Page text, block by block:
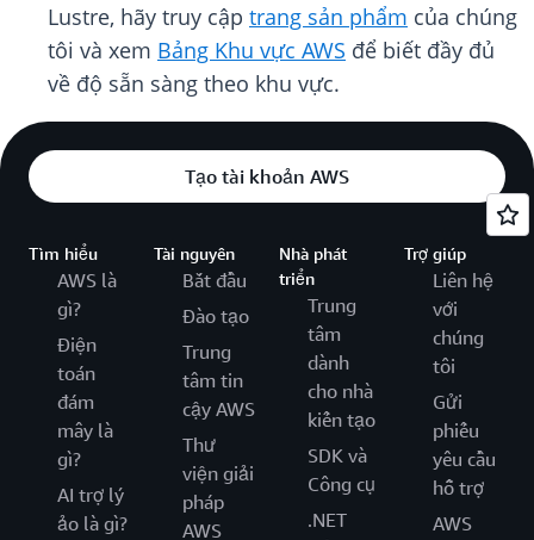
Lustre, hãy truy cập trang sản phẩm của chúng
tôi và xem Bảng Khu vực AWS để biết đầy đủ
về độ sẵn sàng theo khu vực.
Tạo tài khoản AWS
Tìm hiểu
AWS là
gì?
Điện
toán
đám
mây là
gì?
AI trợ lý
ảo là gì?
Tài nguyên
Bắt đầu
Đào tạo
Trung
tâm tin
cậy AWS
Thư
viện giải
pháp
AWS
Nhà phát
triển
Trung
tâm
dành
cho nhà
kiến tạo
SDK và
Công cụ
.NET
Trợ giúp
Liên hệ
với
chúng
tôi
Gửi
phiếu
yêu cầu
hỗ trợ
AWS